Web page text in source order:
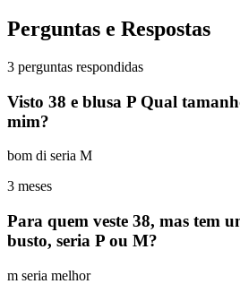
Perguntas e Respostas
3 perguntas respondidas
Visto 38 e blusa P Qual
mim?
bom di seria M
3 meses
Para quem veste 38, mas tem
busto, seria P ou M?
m seria melhor